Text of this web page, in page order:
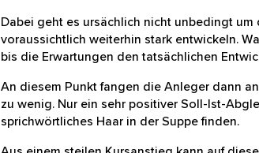
Dabei geht es ursächlich nicht unbedingt
werden sich voraussichtlich weiterhin
An diesem Punkt fangen die Anleger
scheint dann zu wenig. Nur ein sehr